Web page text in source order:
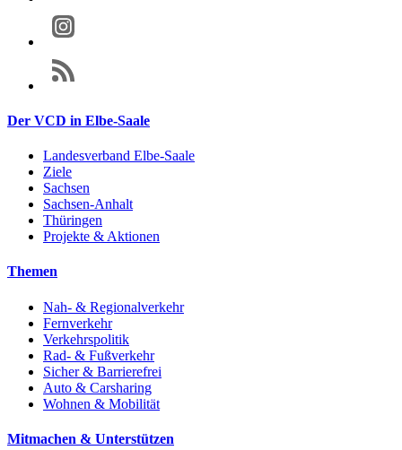
Der VCD in Elbe-Saale
Landesverband Elbe-Saale
Ziele
Sachsen
Sachsen-Anhalt
Thüringen
Projekte & Aktionen
Themen
Nah- & Regionalverkehr
Fernverkehr
Verkehrspolitik
Rad- & Fußverkehr
Sicher & Barrierefrei
Auto & Carsharing
Wohnen & Mobilität
Mitmachen & Unterstützen